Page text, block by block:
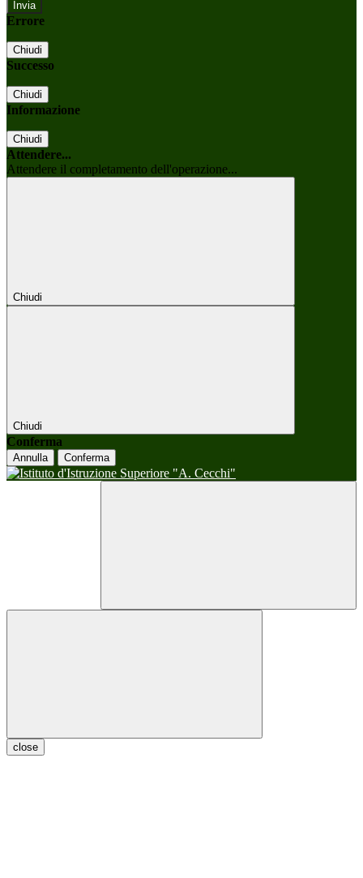
Errore
Chiudi
Successo
Chiudi
Informazione
Chiudi
Attendere...
Attendere il completamento dell'operazione...
Chiudi
Chiudi
Conferma
Annulla Conferma
close